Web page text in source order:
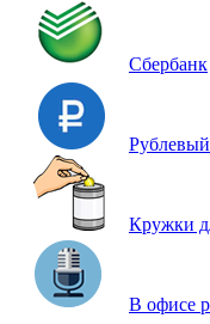
Сбербанк
Рублевый
Кружки
В офисе